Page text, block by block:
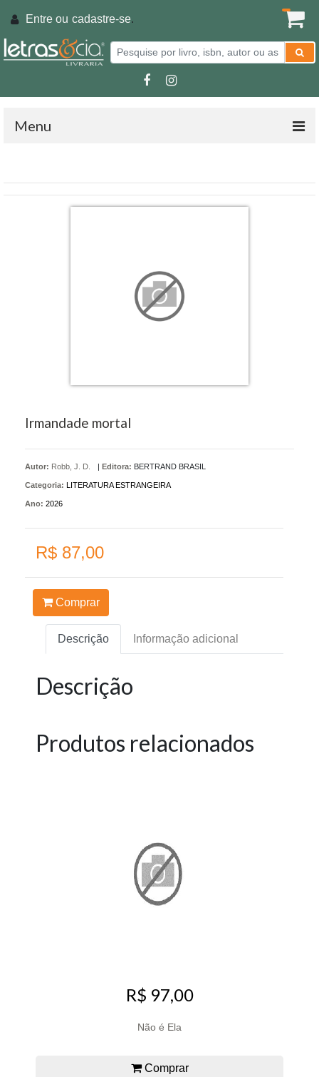
Entre ou cadastre-se.
Menu
Irmandade mortal
Autor: Robb, J. D. | Editora: BERTRAND BRASIL
Categoria: LITERATURA ESTRANGEIRA
Ano: 2026
R$ 87,00
Comprar
Descrição Informação adicional
Descrição
Produtos relacionados
R$ 97,00
Não é Ela
Comprar